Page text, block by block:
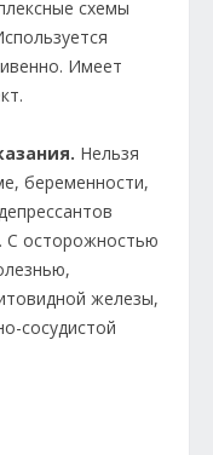
схемы
Имеет
Нельзя
беременности,
С осторожностью
железы,
сосудистой